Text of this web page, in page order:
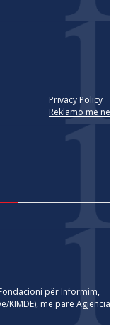
Privacy Policy
Reklamo me ne
për Informim,
KIMDE), më parë Agjencia